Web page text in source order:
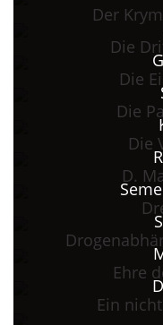
Der
Die
Die
Die
Die
D.
Ehre
Ein